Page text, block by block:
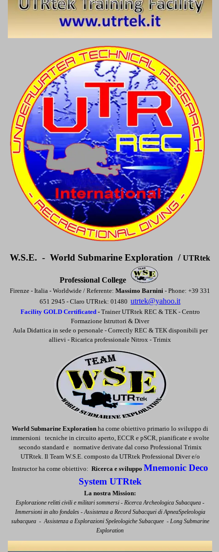
W.S.E. - World Submarine Exploration /UTRtek
Professional College
Firenze - Italia - Worldwide / Referente:Massimo Barnini- Phone: +39 331
651 2945 -Claro UTRtek: 01480utrtek@yahoo.it
Facility GOLD Certificated - Trainer UTRtek REC & TEK - Centro
Formazione Istruttori & Diver
Aula Didattica in sede o personale - Correctly REC & TEK disponibili per
allievi - Ricarica professionale Nitrox - Trimix
World Submarine Exploration ha come obiettivo primario lo sviluppo di
immersioni tecniche in circuito aperto, ECCR e pSCR, pianificate e svolte
secondo standard e normative derivate dal corso Professional Trimix
UTRtek. Il Team W.S.E. composto da UTRtek Professional Diver e/o
Instructor ha come obiettivo:Ricerca e sviluppo Mnemonic Deco
System UTRtek
La nostra Mission:
Esplorazione relitti civili e militari sommersi - Ricerca Archeologica Subacquea -
Immersioni in alto fondales - Assistenza a Record Subacquei di ApneaSpeleologia
subacquea - Assistenza a Esplorazioni Speleologiche Subacquee - Long Submarine
Exploration